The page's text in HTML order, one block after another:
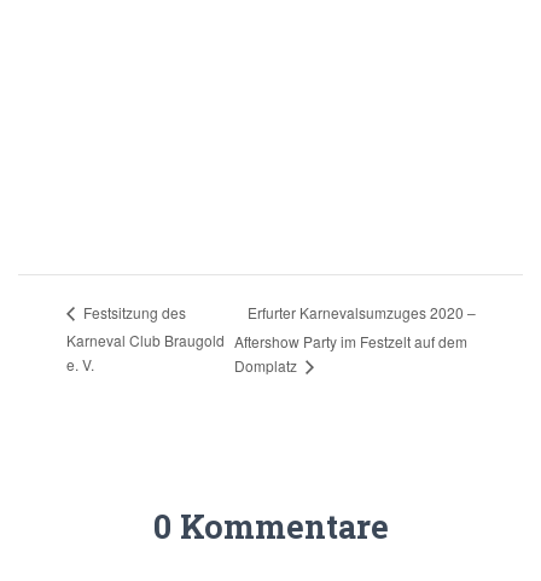
Festsitzung des
Karneval Club Braugold
e. V.
Erfurter Karnevalsumzuges 2020 –
Aftershow Party im Festzelt auf dem
Domplatz
0 Kommentare